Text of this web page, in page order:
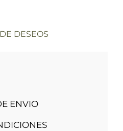
DESEOS
ENVIO